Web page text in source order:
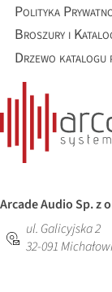
Polityka
Broszury i
Drzewo
Arcade Audio Sp. z
ul. Galicyjska 2
32-091